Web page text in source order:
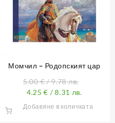
Момчил – Родопският цар
5.00€/ 9.78 лв.
4.25€ / 8.31 лв.
Добавяне в количката